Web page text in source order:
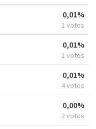
0,01%
1 votos
0,01%
1 votos
0,01%
4 votos
0,00%
2 votos